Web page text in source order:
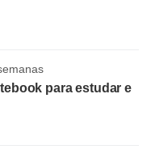
para estudar e